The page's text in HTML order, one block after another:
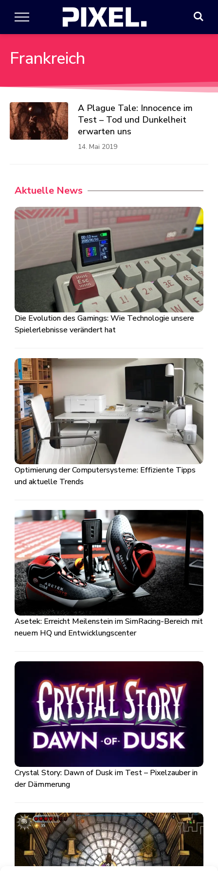
Frankreich
A Plague Tale: Innocence im
Test – Tod und Dunkelheit
erwarten uns
14. Mai 2019
Aktuelle News
Die Evolution des Gamings: Wie Technologie unsere
Spielerlebnisse verändert hat
Optimierung der Computersysteme: Effiziente Tipps
und aktuelle Trends
Asetek: Erreicht Meilenstein im SimRacing-Bereich mit
neuem HQ und Entwicklungscenter
Crystal Story: Dawn of Dusk im Test – Pixelzauber in
der Dämmerung